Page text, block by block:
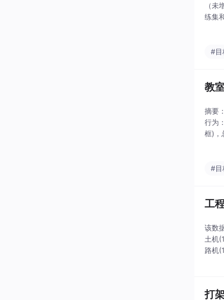
（
练集
#目
教
摘要
行为
框)，
#目
工
该数
土机
路机
打